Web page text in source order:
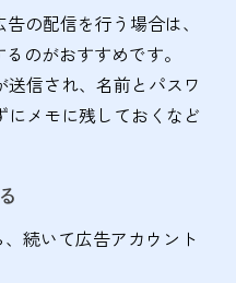
の配信を行う場合は、
のがおすすめです。
信され、名前とパスワ
メモに残しておくなど
続いて広告アカウント